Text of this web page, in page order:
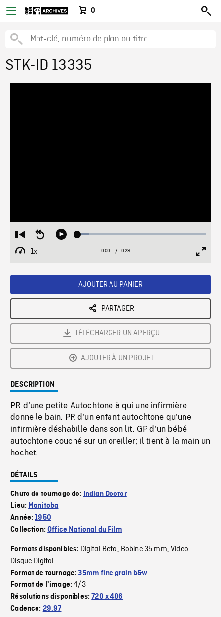
0
STK-ID 13335
Restart
from
beginning
Seek
Play Loaded:
1x
Playback
Current
0:00 / Duration
0:29
AJOUTER AU PANIER
PARTAGER
TÉLÉCHARGER UN APERÇU
AJOUTER À UN PROJET
DESCRIPTION
PR d'une petite Autochtone à qui une infirmière
donne le bain. PR d'un enfant autochtone qu'une
infirmière déshabille dans son lit. GP d'un bébé
autochtone couché sur un oreiller; il tient à la main un
hochet.
DÉTAILS
Chute de tournage de:
Indian Doctor
Lieu: Manitoba
Année:1950
Collection:Office National du Film
Formats disponibles: Digital Beta, Bobine 35 mm,Video
Disque Digital
Format de tournage:35mm fine grain b&w
Format de l'image:4/3
Résolutions disponibles:720 x 486
Cadence: 29.97